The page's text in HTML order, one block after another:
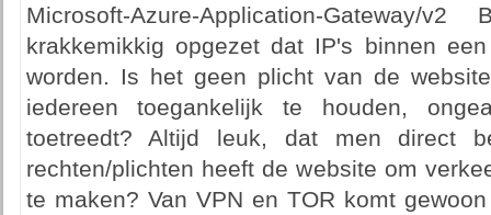
Microsoft-Azure-Application-
krakkemikkig opgezet dat IP's binnen
worden. Is het geen plicht van de
iedereen toegankelijk te houden,
toetreedt? Altijd leuk, dat men direct
rechten/plichten heeft de website om
te maken? Van VPN en TOR komt